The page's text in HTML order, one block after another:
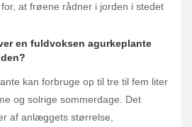
at frøene rådner i jorden i stedet
en fuldvoksen agurkeplante
kan forbruge op til tre til fem liter
og solrige sommerdage. Det
af anlæggets størrelse,